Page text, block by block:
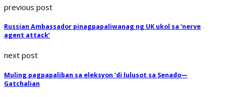
previous post
Russian Ambassador pinagpapaliwanag ng UK ukol sa ‘nerve
agent attack’
next post
Muling pagpapaliban sa eleksyon ‘di lulusot sa Senado—
Gatchalian